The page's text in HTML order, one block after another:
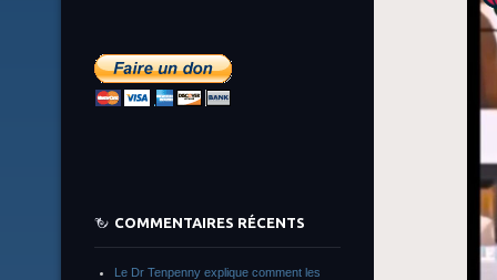
COMMENTAIRES RÉCENTS
Le Dr Tenpenny explique comment les